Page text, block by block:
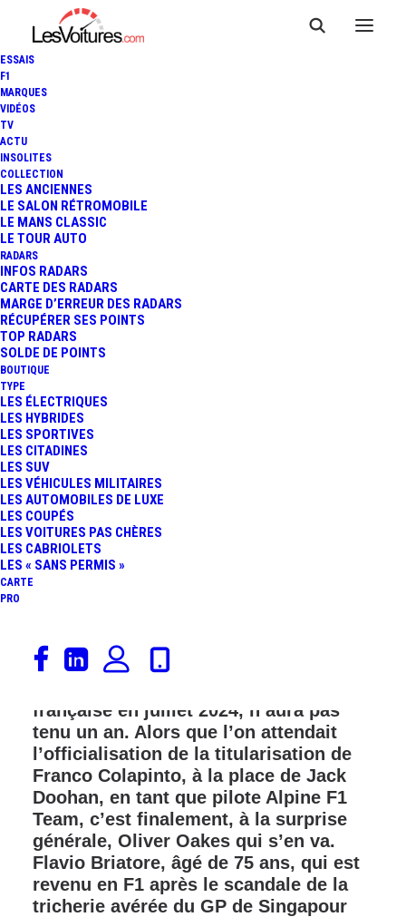
ESSAIS
F1
MARQUES
VIDÉOS
TV
ACTU
INSOLITES
COLLECTION
LES ANCIENNES
LE SALON RÉTROMOBILE
LE MANS CLASSIC
LE TOUR AUTO
RADARS
INFOS RADARS
CARTE DES RADARS
MARGE D’ERREUR DES RADARS
RÉCUPÉRER SES POINTS
TOP RADARS
SOLDE DE POINTS
BOUTIQUE
TYPE
LES ÉLECTRIQUES
LES HYBRIDES
LES SPORTIVES
LES CITADINES
LES SUV
LES VÉHICULES MILITAIRES
LES AUTOMOBILES DE LUXE
LES COUPÉS
LES VOITURES PAS CHÈRES
LES CABRIOLETS
LES « SANS PERMIS »
CARTE
PRO
DÉMISSIONNE, FLAVIO
BRIATORE NOUVEAU TEAM
PRINCIPAL ALPINE F1 TEAM
3 Minutes
« Coup de tonnerre » chez Alpine F1
Team ! Oliver Oakes, nommé Team
française en juillet 2024, n’aura pas
tenu un an. Alors que l’on attendait
l’officialisation de la titularisation de
Franco Colapinto, à la place de Jack
Doohan, en tant que pilote Alpine F1
Team, c’est finalement, à la surprise
générale, Oliver Oakes qui s’en va.
Flavio Briatore, âgé de 75 ans, qui est
revenu en F1 après le scandale de la
tricherie avérée du GP de Singapour